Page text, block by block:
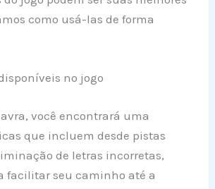
como usá-las de forma
no jogo
você encontrará uma
que incluem desde pistas
de letras incorretas,
facilitar seu caminho até a